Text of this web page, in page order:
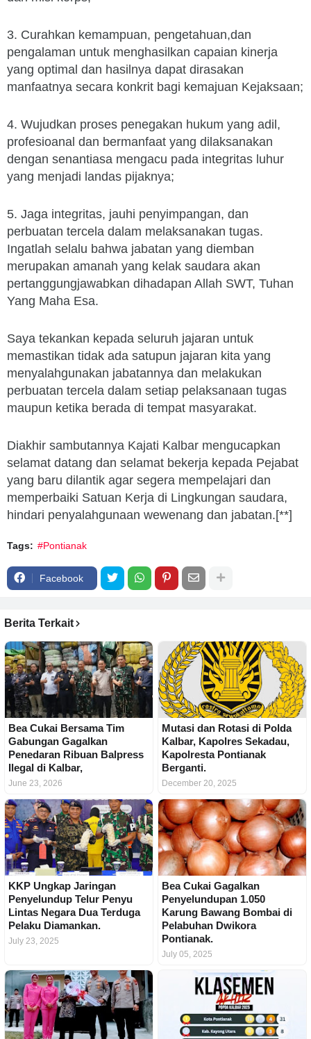
3. Curahkan kemampuan, pengetahuan,dan
pengalaman untuk menghasilkan capaian kinerja
yang optimal dan hasilnya dapat dirasakan
manfaatnya secara konkrit bagi kemajuan Kejaksaan;
4. Wujudkan proses penegakan hukum yang adil,
profesioanal dan bermanfaat yang dilaksanakan
dengan senantiasa mengacu pada integritas luhur
yang menjadi landas pijaknya;
5. Jaga integritas, jauhi penyimpangan, dan
perbuatan tercela dalam melaksanakan tugas.
Ingatlah selalu bahwa jabatan yang diemban
merupakan amanah yang kelak saudara akan
pertanggungjawabkan dihadapan Allah SWT, Tuhan
Yang Maha Esa.
Saya tekankan kepada seluruh jajaran untuk
memastikan tidak ada satupun jajaran kita yang
menyalahgunakan jabatannya dan melakukan
perbuatan tercela dalam setiap pelaksanaan tugas
maupun ketika berada di tempat masyarakat.
Diakhir sambutannya Kajati Kalbar mengucapkan
selamat datang dan selamat bekerja kepada Pejabat
yang baru dilantik agar segera mempelajari dan
memperbaiki Satuan Kerja di Lingkungan saudara,
hindari penyalahgunaan wewenang dan jabatan.[**]
Tags: #Pontianak
Facebook
Berita Terkait
Bea Cukai Bersama Tim
Gabungan Gagalkan
Penedaran Ribuan Balpress
Ilegal di Kalbar,
June 23, 2026
Mutasi dan Rotasi di Polda
Kalbar, Kapolres Sekadau,
Kapolresta Pontianak
Berganti.
December 20, 2025
KKP Ungkap Jaringan
Penyelundup Telur Penyu
Lintas Negara Dua Terduga
Pelaku Diamankan.
July 23, 2025
Bea Cukai Gagalkan
Penyelundupan 1.050
Karung Bawang Bombai di
Pelabuhan Dwikora
Pontianak.
July 05, 2025